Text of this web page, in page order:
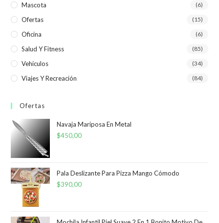
Mascota (6)
Ofertas (15)
Oficina (6)
Salud Y Fitness (85)
Vehículos (34)
Viajes Y Recreación (84)
Ofertas
Navaja Mariposa En Metal
$450,00
Pala Deslizante Para Pizza Mango Cómodo
$390,00